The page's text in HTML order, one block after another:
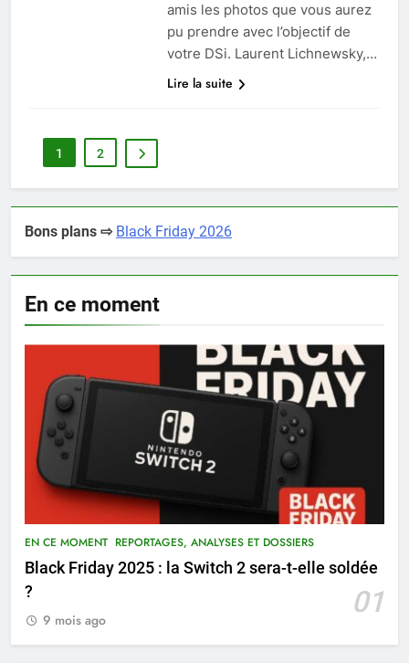
amis les photos que vous aurez
pu prendre avec l’objectif de
votre DSi. Laurent Lichnewsky,…
Lire la suite
1 2
Bons plans ⇨ Black Friday 2026
En ce moment
EN CE MOMENT REPORTAGES, ANALYSES ET DOSSIERS
Black Friday 2025 : la Switch 2 sera-t-elle soldée
?
01
9 mois ago